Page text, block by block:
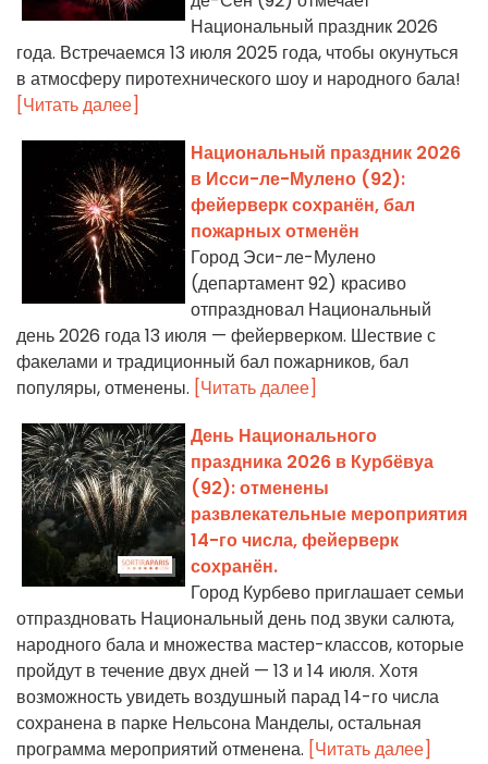
Национальный праздник 2026
года. Встречаемся 13 июля 2025 года, чтобы окунуться
в атмосферу пиротехнического шоу и народного бала!
[Читать далее]
Национальный праздник 2026
в Исси-ле-Мулено (92):
фейерверк сохранён, бал
пожарных отменён
Город Эси-ле-Мулено
(департамент 92) красиво
отпраздновал Национальный
день 2026 года 13 июля — фейерверком. Шествие с
факелами и традиционный бал пожарников, бал
популяры, отменены. [Читать далее]
День Национального
праздника 2026 в Курбёвуа
(92): отменены
развлекательные мероприятия
14-го числа, фейерверк
сохранён.
Город Курбево приглашает семьи
отпраздновать Национальный день под звуки салюта,
народного бала и множества мастер-классов, которые
пройдут в течение двух дней — 13 и 14 июля. Хотя
возможность увидеть воздушный парад 14-го числа
сохранена в парке Нельсона Манделы, остальная
программа мероприятий отменена. [Читать далее]